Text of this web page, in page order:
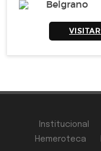
Belgrano
VISITAR
Institucional
Hemeroteca